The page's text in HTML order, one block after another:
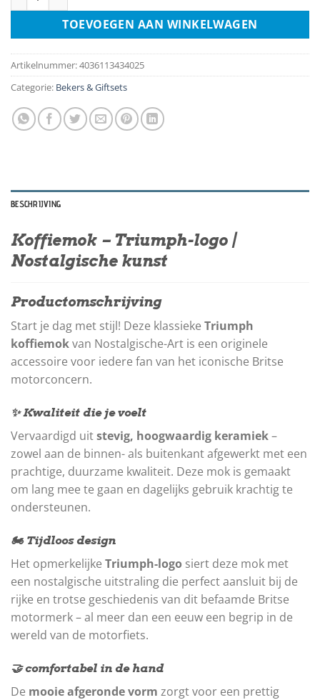
TOEVOEGEN AAN WINKELWAGEN
Artikelnummer:4036113434025
Categorie: Bekers & Giftsets
BESCHRIJVING
Koffiemok – Triumph-logo |
Nostalgische kunst
Productomschrijving
Start je dag met stijl! Deze klassieke Triumph
koffiemokvan Nostalgische-Art is een originele
accessoire voor iedere fan van het iconische Britse
motorconcern.
✨ Kwaliteit die je voelt
Vervaardigd uitstevig, hoogwaardig keramiek–
zowel aan de binnen- als buitenkant afgewerkt met een
prachtige, duurzame kwaliteit. Deze mok is gemaakt
om lang mee te gaan en dagelijks gebruik krachtig te
ondersteunen.
🏍️ Tijdloos design
Het opmerkelijke Triumph-logo siert deze mok met
een nostalgische uitstraling die perfect aansluit bij de
rijke en trotse geschiedenis van dit befaamde Britse
motormerk – al meer dan een eeuw een begrip in de
wereld van de motorfiets.
🤝 comfortabel in de hand
De mooie afgeronde vorm zorgt voor een prettig